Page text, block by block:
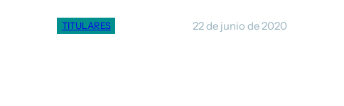
TITULARES 22 de junio de 2020